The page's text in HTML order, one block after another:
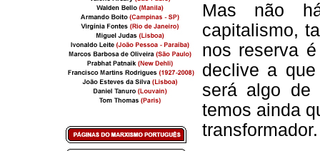
Mas não
capitalismo,
nos reserva
declive a
será algo de
temos ainda
transformador.